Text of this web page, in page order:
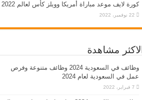
كورة لايف موعد مباراة أمريكا وويلز كأس لعالم 2022
22 نوفمبر، 2022
الاكثر مشاهدة
وظائف في السعودية 2024 وظائف متنوعة وفرص
عمل في السعودية لعام 2024
7 فبراير، 2022